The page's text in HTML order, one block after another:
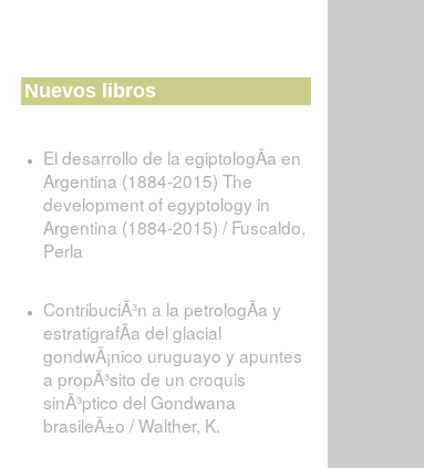
Nuevos libros
El desarrollo de la egiptologÃ­a en
Argentina (1884-2015) The
development of egyptology in
Argentina (1884-2015) / Fuscaldo,
Perla
ContribuciÃ³n a la petrologÃ­a y
estratigrafÃ­a del glacial
gondwÃ¡nico uruguayo y apuntes
a propÃ³sito de un croquis
sinÃ³ptico del Gondwana
brasileÃ±o / Walther, K.